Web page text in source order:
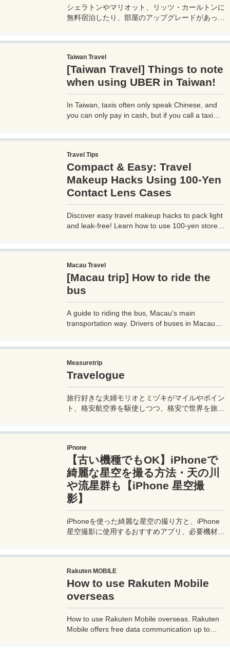
シェラトンやマリオット、リッツ・カールトンに
無料宿泊したり、部屋のアップグレードがあった
カード 」の魅力とメリット、デメリットを交え
詳しく紹介していきたい。
Taiwan Travel
[Taiwan Travel] Things to note
when using UBER in Taiwan!
In Taiwan, taxis often only speak Chinese, and
you can only pay in cash, but if you call a taxi
when using UBER, as if you are not careful, you
may be hit with an unexpectedly high bill.
Travel Tips
Compact & Easy: Travel
Makeup Hacks Using 100-Yen
Contact Lens Cases
Discover easy travel makeup hacks to pack light
and leak-free! Learn how to use 100-yen store
Macau Travel
[Macau trip] How to ride the
bus
A guide to riding the bus, Macau's main
transportation way. Drivers of buses in Macau
know how to ride buses in Macau so you can get
around the place. Let's prepare.
Measuretrip
Travelogue
旅行好きな夫婦モリオとミヅキがマイルやポイン
ト、格安航空券を駆使しつつ、格安で世界を旅す
便利な情報、かかった費用など様々な情報をお届
け！夫婦喧嘩あり、ホロッと涙することもあり、
中年夫婦の等身大旅行記ブログ。
iPnone
【古い機種でもOK】iPhoneで
綺麗な星空を撮る方法・天の川
や流星群も【iPhone 星空撮
影】
iPhoneを使った綺麗な星空の撮り方と、iPhone
星空撮影に使用するおすすめアプリ、必要機材な
ば流星群の流れ星も撮影可能なので、iPhoneで
綺麗な星空撮影をしたいときはチャレンジしてみ
よう。
Rakuten MOBILE
How to use Rakuten Mobile
overseas
How to use Rakuten Mobile overseas. Rakuten
Mobile offers free data communication up to